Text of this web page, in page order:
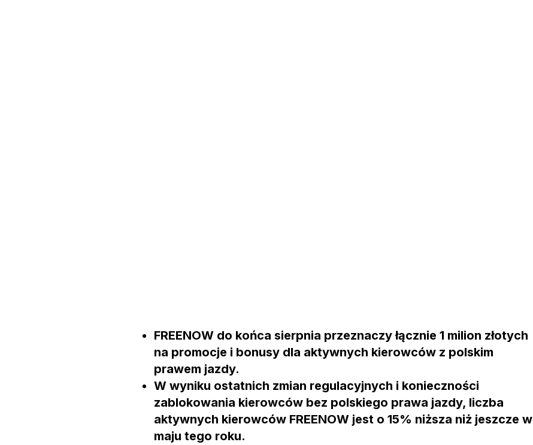
FREENOW do końca sierpnia przeznaczy łącznie 1 milion złotych
na promocje i bonusy dla aktywnych kierowców z polskim
prawem jazdy.
W wyniku ostatnich zmian regulacyjnych i konieczności
zablokowania kierowców bez polskiego prawa jazdy, liczba
aktywnych kierowców FREENOW jest o 15% niższa niż jeszcze w
maju tego roku.